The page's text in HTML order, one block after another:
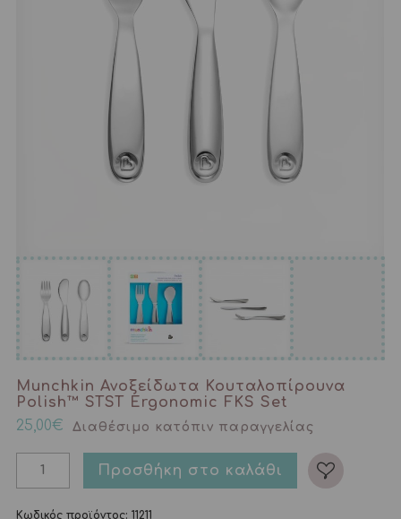
Munchkin Ανοξείδωτα Κουταλοπίρουνα
Polish™ STST Ergonomic FKS Set
25,00€ Διαθέσιμο κατόπιν παραγγελίας
Προσθήκη στο καλάθι
Κωδικός προϊόντος: 11211